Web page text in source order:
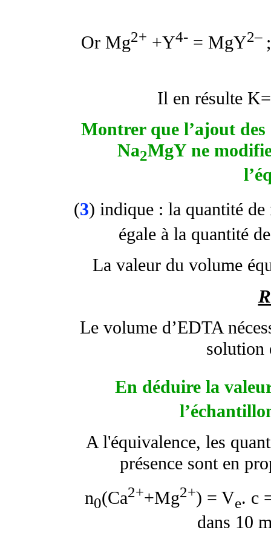
Or Mg2+ +Y4-= MgY2–
Il en résulte
Montrer que l’ajout des
Na2MgY ne
(3) indique : la quantité
égale à la quantité
La valeur du volume
Le volume d’EDTA
solution
En déduire la
A l'équivalence, les
présence sont en
n0(Ca2++Mg2+) = Ve. c
dans 10